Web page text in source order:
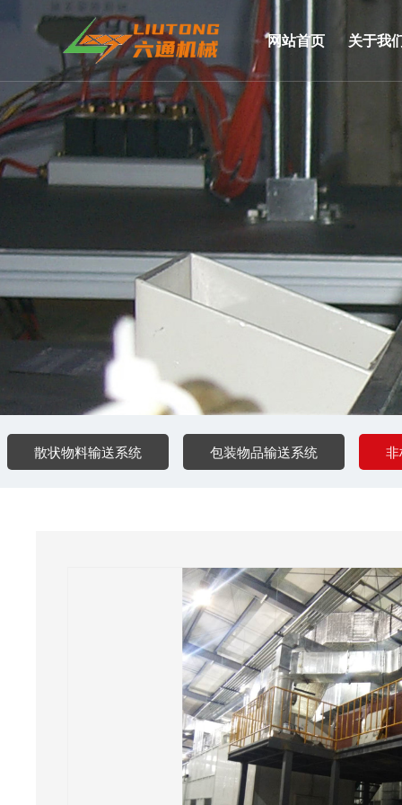
网站首页 关于我
散状物料输送系统 包装物品输送系统